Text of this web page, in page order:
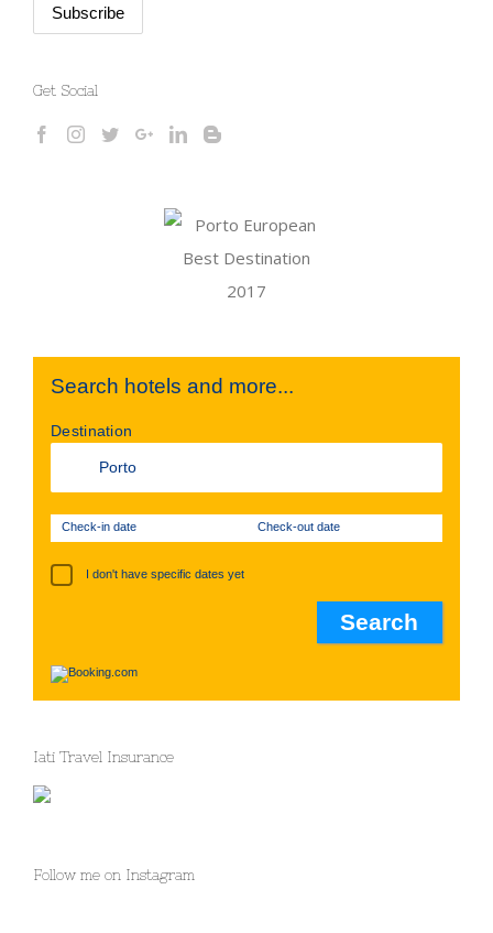
Get Social
Search hotels and more...
Destination
Check-in date Check-out date
I don't have specific dates yet
Iati Travel Insurance
Follow me on Instagram